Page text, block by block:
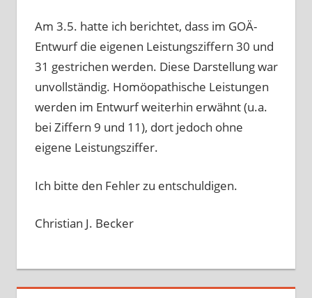
Am 3.5. hatte ich berichtet, dass im GOÄ-
Entwurf die eigenen Leistungsziffern 30 und
31 gestrichen werden. Diese Darstellung war
unvollständig. Homöopathische Leistungen
werden im Entwurf weiterhin erwähnt (u.a.
bei Ziffern 9 und 11), dort jedoch ohne
eigene Leistungsziffer.
Ich bitte den Fehler zu entschuldigen.
Christian J. Becker